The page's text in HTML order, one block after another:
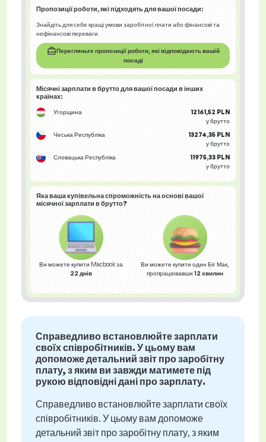
Пропозиції роботи, які підходять для вашої посади:
Знайдіть для себе кращі умови заробітної плати або фінансові та
нефінансові переваги.
Перегляньте пропозиції роботи, які відповідають вашій
посаді
Місячні зарплати в брутто для вашої посади в інших
країнах:
Угорщина
12161,52 PLN
у брутто
Чеська Республіка
13274,35 PLN
у брутто
Словацька Республіка
11975,33 PLN
у брутто
Яка вашакупівельна спроможністьна основі вашої
місячної зарплати в брутто?
Ви можете купити Macbook за
22 днів
Ви можете купити один Біг Мак,
пропрацювавши 12 хвилин
Справедливо встановлюйте зарплати
своїх співробітників. У цьому вам
допоможе детальний звіт про заробітну
плату, з яким ви завжди матимете під
рукою відповідні дані про зарплату.
Справедливо встановлюйте зарплати своїх
співробітників. У цьому вам допоможе
детальний звіт про заробітну плату, з яким